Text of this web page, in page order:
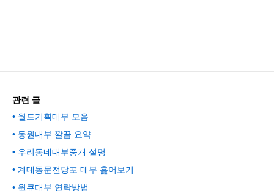
관련 글
월드기획대부 모음
동원대부 깔끔 요약
우리동네대부중개 설명
계대동문전당포 대부 훑어보기
원큐대부 연락방법